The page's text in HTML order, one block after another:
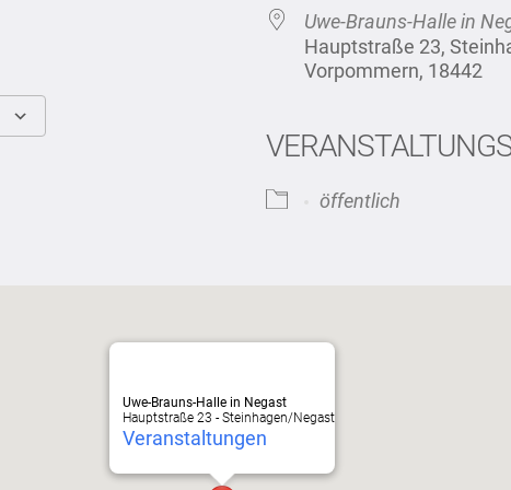
iCalendar
Uwe-Brauns-Halle in
Hauptstraße 23,
Vorpommern, 18442
öffentlich
Uwe-Brauns-Halle in Negast
Hauptstraße 23 - Steinhagen/Negast
Veranstaltungen